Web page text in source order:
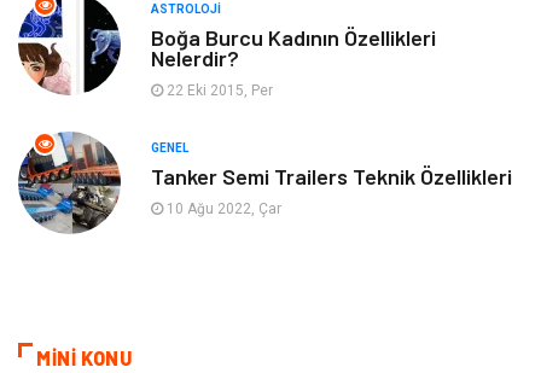
Mobilya
Finans
Aksesuar
Astroloji
ASTROLOJI
Boğa Burcu Kadının Özellikleri
Nelerdir?
22 Eki 2015, Per
GENEL
Tanker Semi Trailers Teknik Özellikleri
10 Ağu 2022, Çar
MİNİ KONU